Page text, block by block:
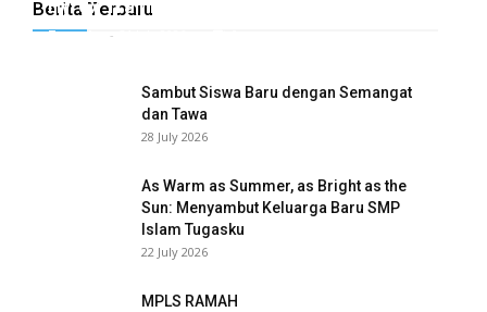
Berita Terbaru
Hyrox Training x Extracuriculer Exhabition
Tugasku -
Sambut Siswa Baru dengan Semangat
dan Tawa
28 July 2026
As Warm as Summer, as Bright as the
Sun: Menyambut Keluarga Baru SMP
Islam Tugasku
22 July 2026
MPLS RAMAH